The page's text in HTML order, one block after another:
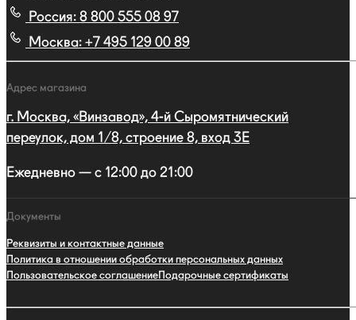
Россия: 8 800 555 08 97
Москва: +7 495 129 00 89
Адрес магазина
г. Москва, «Винзавод», 4-й Сыромятнический
переулок, дом 1/8, строение 8, вход 3E
Ежедневно — с 12:00 до 21:00
Документы
Реквизиты и контактные данные
Политика в отношении обработки персональных данных
Пользовательское соглашениеПодарочные сертификаты